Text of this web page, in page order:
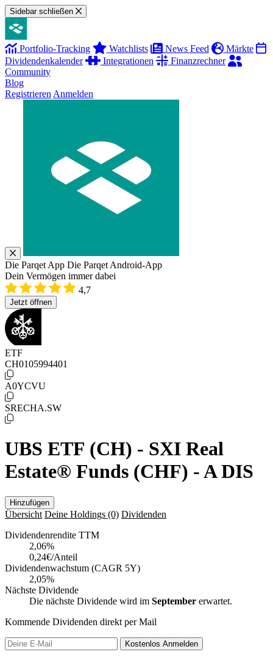
Sidebar schließen
Portfolio-Tracking Watchlists News Feed
Märkte
Dividendenkalender
Integrationen
Finanzrechner
Community
Blog
Registrieren Anmelden
Die Parqet App Die Parqet Android-App
Dein Vermögen immer dabei
4,7
Jetzt öffnen
ETF
CH0105994401
A0YCVU
SRECHA.SW
UBS ETF (CH) - SXI Real
Estate® Funds (CHF) - A DIS
Hinzufügen
Übersicht Deine Holdings (0) Dividenden
Dividendenrendite TTM
2,06%
0,24€/Anteil
Dividendenwachstum (CAGR 5Y)
2,05%
Nächste Dividende
Die nächste Dividende wird im September erwartet.
Kommende Dividenden direkt per Mail
Kostenlos Anmelden